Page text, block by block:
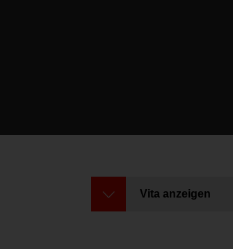
Vita anzeigen